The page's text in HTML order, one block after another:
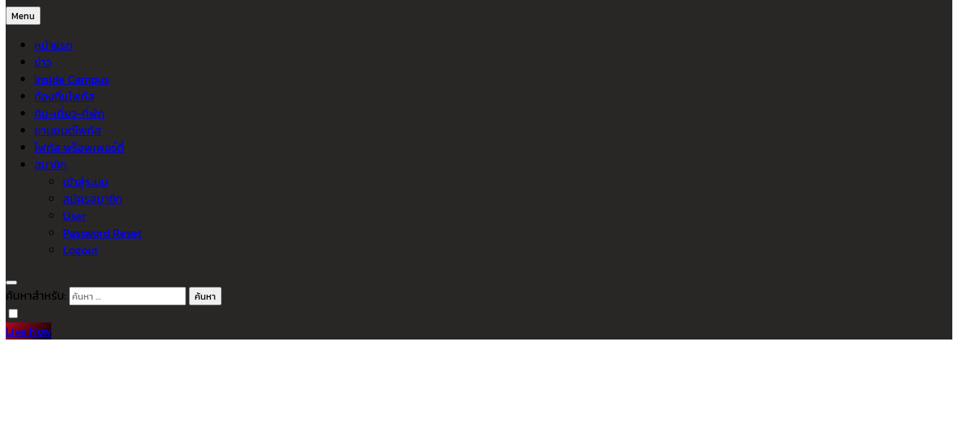
Menu
หน้าแรก
ข่าว
Inside Campus
ท้องถิ่นโฟกัส
กิน-เที่ยว-ที่พัก
ยานยนต์โฟกัส
โฟกัส พร็อพเพอร์ตี้
สมาชิก
เข้าสู่ระบบ
สมัครสมาชิก
User
Password Reset
Logout
ค้นหาสำหรับ:
Live Now